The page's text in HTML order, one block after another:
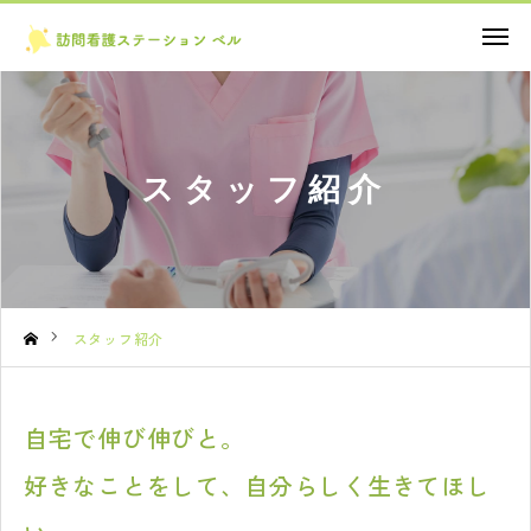
スタッフ紹介
スタッフ紹介
自宅で伸び伸びと。
好きなことをして、自分らしく生きてほし
お問い合わせ
TOP
理念・想い
サービス内容
法人概要
お問い合わせ